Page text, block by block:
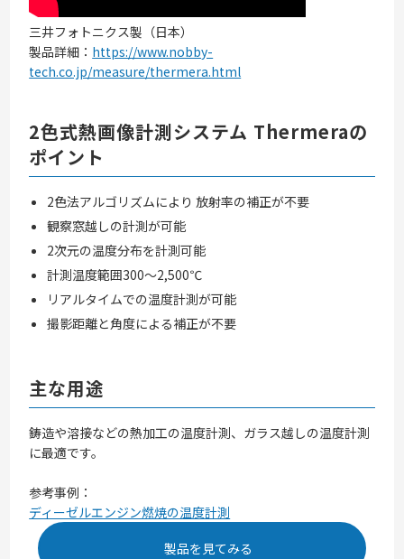
三井フォトニクス製（日本）
製品詳細： https://www.nobby-
tech.co.jp/measure/thermera.html
2色式熱画像計測システム Thermeraの
ポイント
2色法アルゴリズムにより 放射率の補正が不要
観察窓越しの計測が可能
2次元の温度分布を計測可能
計測温度範囲300～2,500℃
リアルタイムでの温度計測が可能
撮影距離と角度による補正が不要
主な用途
鋳造や溶接などの熱加工の温度計測、ガラス越しの温度計測
に最適です。
参考事例：
ディーゼルエンジン燃焼の温度計測
製品を見てみる